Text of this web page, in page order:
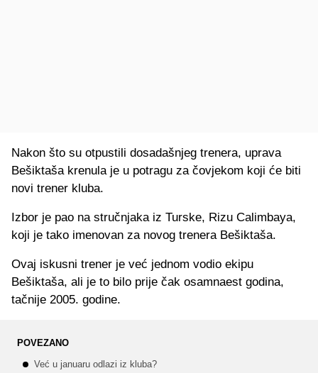
Nakon što su otpustili dosadašnjeg trenera, uprava
Bešiktaša krenula je u potragu za čovjekom koji će biti
novi trener kluba.
Izbor je pao na stručnjaka iz Turske, Rizu Calimbaya,
koji je tako imenovan za novog trenera Bešiktaša.
Ovaj iskusni trener je već jednom vodio ekipu
Bešiktaša, ali je to bilo prije čak osamnaest godina,
tačnije 2005. godine.
POVEZANO
Već u januaru odlazi iz kluba?